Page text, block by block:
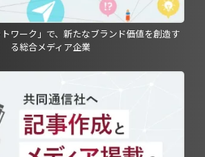
トワーク」で、新たなブランド価値を創造す
る総合メディア企業